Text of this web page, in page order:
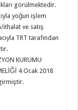
görülmektedir.
yoğun işlem
ithalat ve satış
TRT tarafından
KURUMU
4 Ocak 2018